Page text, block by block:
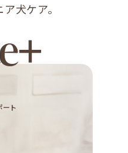
犬ケア。
ート